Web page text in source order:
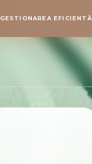
GESTIONAREA